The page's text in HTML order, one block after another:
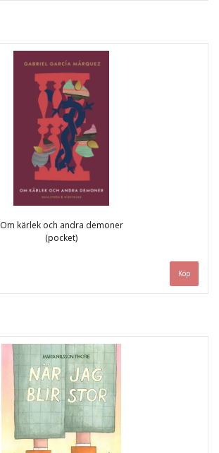
Om kärlek och andra demoner
(pocket)